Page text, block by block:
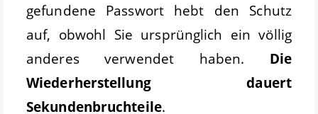
gefundene Passwort hebt den Schutz
auf, obwohl Sie ursprünglich ein völlig
anderes verwendet haben. Die
Wiederherstellung dauert
Sekundenbruchteile.